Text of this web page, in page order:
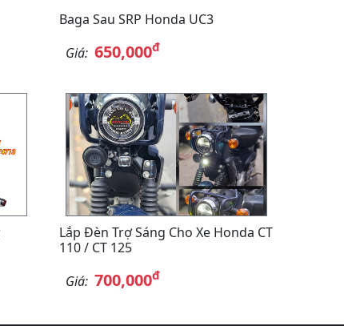
Baga Sau SRP Honda UC3
Giá: 650,000đ
Lắp Đèn Trợ Sáng Cho Xe Honda CT
110 / CT 125
Giá: 700,000đ